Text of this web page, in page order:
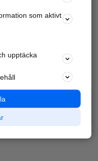
som aktivt
upptäcka